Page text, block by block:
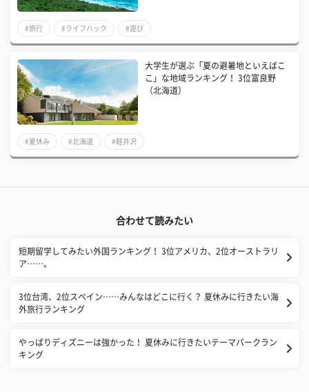
#旅行 #ライフハック #遊び
大学生が選ぶ「夏の避暑地といえばこ
こ」な地域ランキング！ 3位富良野
（北海道）
#夏休み #北海道 #軽井沢
合わせて読みたい
短期留学してみたい外国ランキング！ 3位アメリカ、2位オーストラリ
ア……。
3位台湾、2位スペイン……みんなはどこに行く？ 夏休みに行きたい海
外旅行ランキング
やっぱりディズニーは強かった！ 夏休みに行きたいテーマパークラン
キング